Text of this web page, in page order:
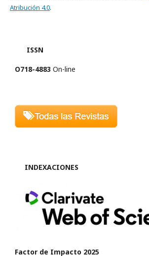
Atribución 4.0.
ISSN
O718-4883 On-line
INDEXACIONES
Factor de Impacto 2025